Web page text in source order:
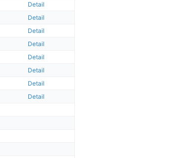
Detail
Detail
Detail
Detail
Detail
Detail
Detail
Detail